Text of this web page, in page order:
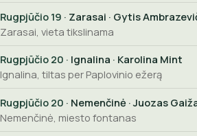
Rugpjūčio 19 · Zarasai · Gytis
Zarasai, vieta tikslinama
Rugpjūčio 20 · Ignalina · Karolina Mint
Ignalina, tiltas per Paplovinio ežerą
Rugpjūčio 20 · Nemenčinė · Juozas
Nemenčinė, miesto fontanas